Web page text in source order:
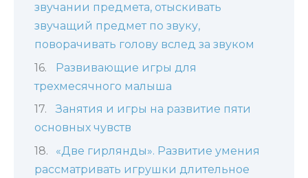
звучании предмета, отыскивать
звучащий предмет по звуку,
поворачивать голову вслед за звуком
Развивающие игры для
трехмесячного малыша
Занятия и игры на развитие пяти
основных чувств
«Две гирлянды». Развитие умения
рассматривать игрушки длительное